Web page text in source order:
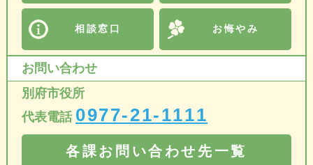
相談窓口 お悔やみ
お問い合わせ
別府市役所
代表電話 0977-21-1111
各課お問い合わせ先一覧